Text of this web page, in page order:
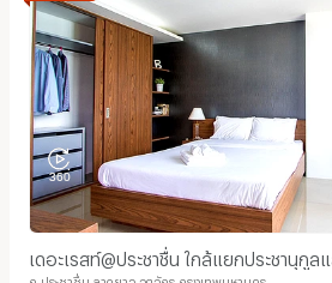
เดอะเรสท์@ประชาชื่น ใกล้แยกประชานุกูล
ถ.ประชาชื่น ลาดยาว จตุจักร กรุงเทพมหานคร